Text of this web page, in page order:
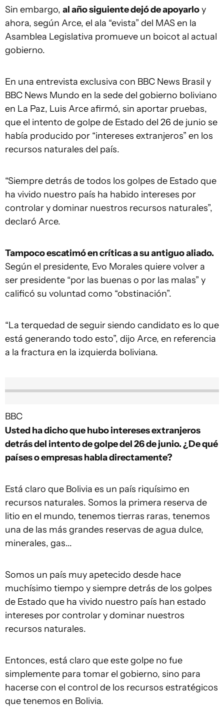
Sin embargo, al año siguiente dejó de apoyarloy
ahora, según Arce, el ala “evista” del MAS en la
Asamblea Legislativa promueve un boicot al actual
gobierno.
En una entrevista exclusiva con BBC News Brasil y
BBC News Mundo en la sede del gobierno boliviano
en La Paz, Luis Arce afirmó, sin aportar pruebas,
que el intento de golpe de Estado del 26 de junio se
había producido por “intereses extranjeros” en los
recursos naturales del país.
“Siempre detrás de todos los golpes de Estado que
ha vivido nuestro país ha habido intereses por
controlar y dominar nuestros recursos naturales”,
declaró Arce.
Tampoco escatimó en críticas a su antiguo aliado.
Según el presidente, Evo Morales quiere volver a
ser presidente “por las buenas o por las malas” y
calificó su voluntad como “obstinación”.
“La terquedad de seguir siendo candidato es lo que
está generando todo esto”, dijo Arce, en referencia
a la fractura en la izquierda boliviana.
BBC
Usted ha dicho que hubo intereses extranjeros
detrás del intento de golpe del 26 de junio. ¿De qué
países o empresas habla directamente?
Está claro que Bolivia es un país riquísimo en
recursos naturales. Somos la primera reserva de
litio en el mundo, tenemos tierras raras, tenemos
una de las más grandes reservas de agua dulce,
minerales, gas...
Somos un país muy apetecido desde hace
muchísimo tiempo y siempre detrás de los golpes
de Estado que ha vivido nuestro país han estado
intereses por controlar y dominar nuestros
recursos naturales.
Entonces, está claro que este golpe no fue
simplemente para tomar el gobierno, sino para
hacerse con el control de los recursos estratégicos
que tenemos en Bolivia.